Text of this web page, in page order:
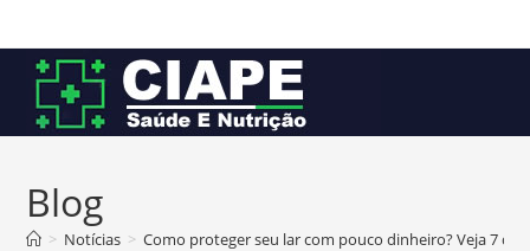
para
conteúdo
Blog
> Notícias > Como proteger seu lar com pouco dinheiro? Veja 7